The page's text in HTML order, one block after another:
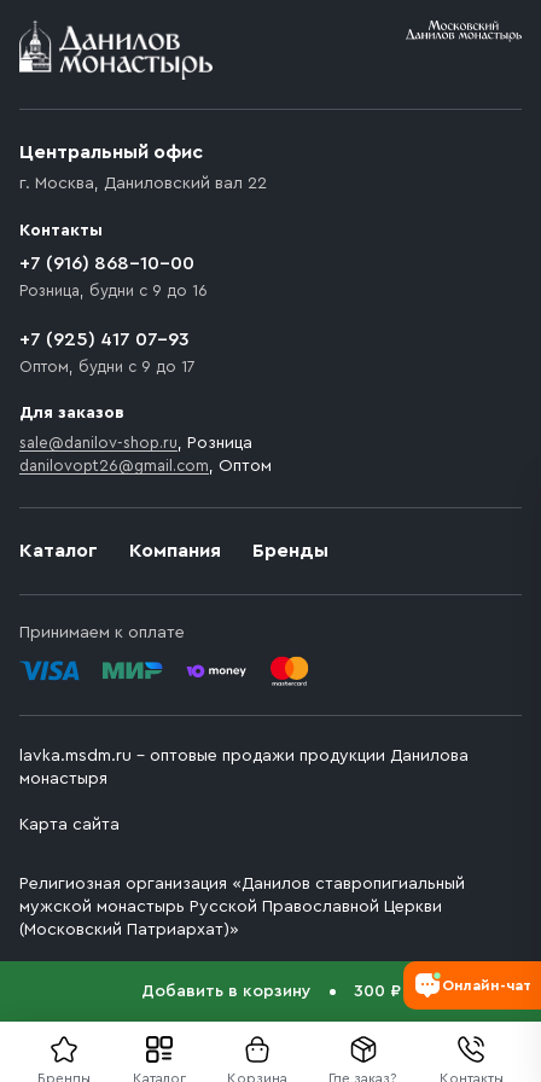
Бренды Каталог Корзина Где заказ? Контакты
Добавить в корзину 300 ₽
Условия доставки
возникают препятствия для подъезда автомобиля,
которое максимально близко к месту запланированной
движения. Если на территории места назначения
доставки предусмотрен платный въезд, то Покупателю
необходимо компенсировать стоимость въезда
Каталог Компания Бренды
Принимаем к оплате
Центральный офис
г. Москва, Даниловский вал 22
Контакты
+7 (916) 868-10-00
Розница, будни с 9 до 16
+7 (925) 417 07-93
Оптом, будни с 9 до 17
Для заказов
sale@danilov-shop.ru, Розница
danilovopt26@gmail.com, Оптом
lavka.msdm.ru – оптовые продажи продукции Данилова
монастыря
Карта сайта
Религиозная организация «Данилов ставропигиальный
мужской монастырь Русской Православной Церкви
(Московский Патриархат)»
Онлайн-чат